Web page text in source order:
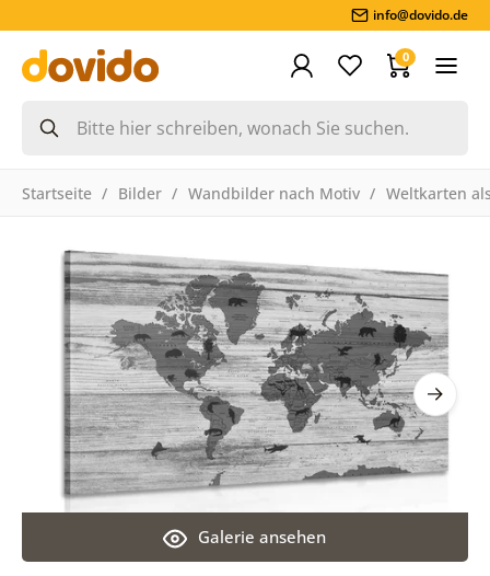
info@dovido.de
0
Startseite Bilder Wandbilder nach Motiv Weltkarten
Galerie ansehen